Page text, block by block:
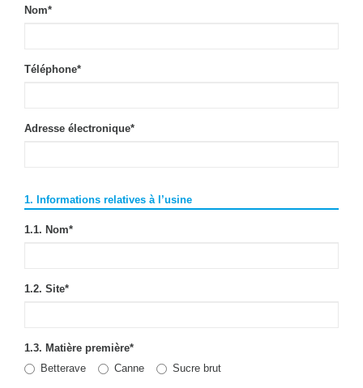
Nom*
Téléphone*
Adresse électronique*
1. Informations relatives à l’usine
1.1. Nom*
1.2. Site*
1.3. Matière première*
Betterave
Canne Sucre brut